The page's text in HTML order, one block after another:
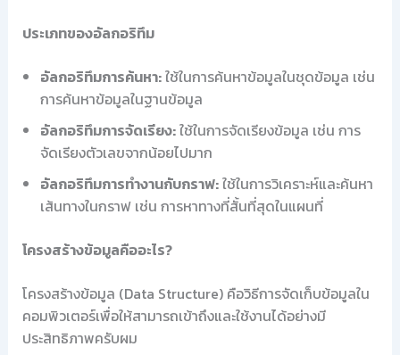
ประเภทของอัลกอริทึม
อัลกอริทึมการค้นหา:ใช้ในการค้นหาข้อมูลในชุดข้อมูล เช่น
การค้นหาข้อมูลในฐานข้อมูล
อัลกอริทึมการจัดเรียง:ใช้ในการจัดเรียงข้อมูล เช่น การ
จัดเรียงตัวเลขจากน้อยไปมาก
อัลกอริทึมการทำงานกับกราฟ:ใช้ในการวิเคราะห์และค้นหา
เส้นทางในกราฟ เช่น การหาทางที่สั้นที่สุดในแผนที่
โครงสร้างข้อมูลคืออะไร?
โครงสร้างข้อมูล (Data Structure) คือวิธีการจัดเก็บข้อมูลใน
คอมพิวเตอร์เพื่อให้สามารถเข้าถึงและใช้งานได้อย่างมี
ประสิทธิภาพครับผม